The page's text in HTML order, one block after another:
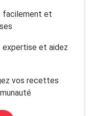
facilement et
et aidez
vos recettes